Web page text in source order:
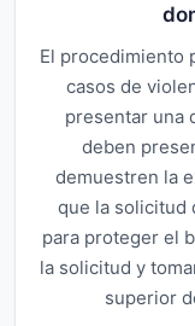
El procedimiento
casos de
presentar una
deben
demuestren la
que la solicitud
para proteger el
la solicitud y
superior